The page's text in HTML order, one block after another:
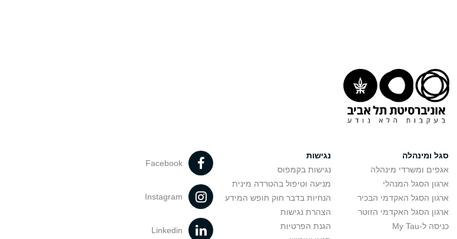
סגל ומינהלה
אגפים ומשרדי מינהלה
ארגון הסגל המנהלי
ארגון הסגל האקדמי הבכיר
ארגון הסגל האקדמי הזוטר
כניסה ל-My Tau
נגישות
נגישות בקמפוס
מניעה וטיפול בהטרדה מינית
הנחיות בדבר חוק חופש המידע
הצהרת נגישות
הגנת הפרטיות
Facebook
Instagram
Linkedin